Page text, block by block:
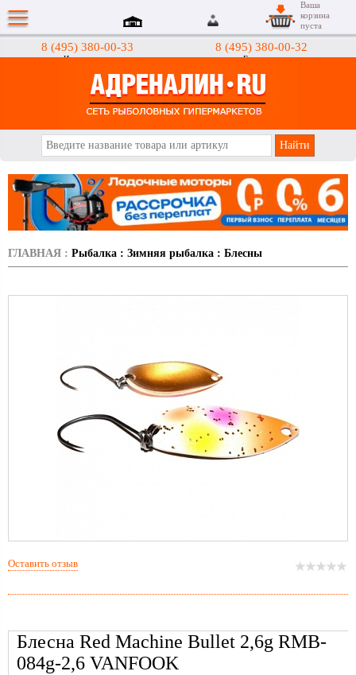
8 (495) 380-00-33
Интернет-магазин
8 (495) 380-00-32
Гипермаркеты
Ваша
корзина
пуста
ГЛАВНАЯ : Рыбалка : Зимняя рыбалка : Блесны
Блесна Red Machine Bullet 2,6g RMB-
084g-2,6 VANFOOK
Оставить отзыв